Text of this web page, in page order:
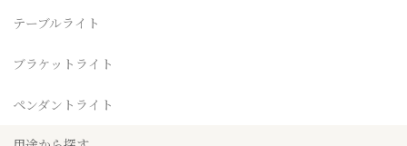
テーブルライト
ブラケットライト
ペンダントライト